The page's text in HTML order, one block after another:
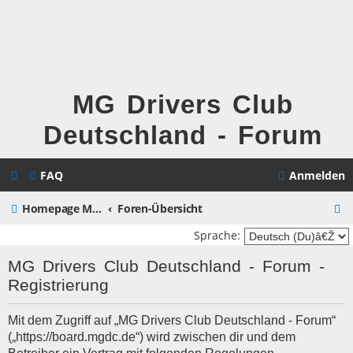
MG Drivers Club
Deutschland - Forum
FAQ Anmelden
Homepage MG Drivers Club Deutschland Foren-Übersicht
u
e
Sprache:
MG Drivers Club Deutschland - Forum -
Registrierung
Mit dem Zugriff auf „MG Drivers Club Deutschland - Forum“
(„https://board.mgdc.de“) wird zwischen dir und dem